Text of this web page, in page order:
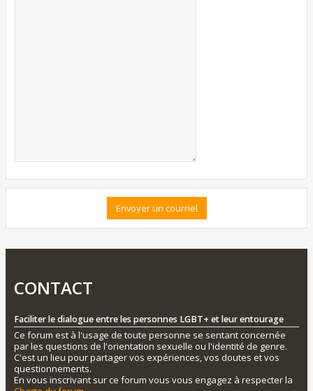
CONTACT
Faciliter le dialogue entre les personnes LGBT+ et leur entourage
Ce forum est à l'usage de toute personne se sentant concernée
par les questions de l'orientation sexuelle ou l'identité de genre.
C'est un lieu pour partager vos expériences, vos doutes et vos
questionnements.
En vous inscrivant sur ce forum vous vous engagez à respecter la